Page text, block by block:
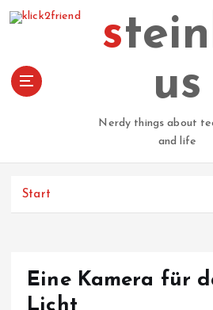
steinla
us
Nerdy things about
and life
Start
Eine Kamera für